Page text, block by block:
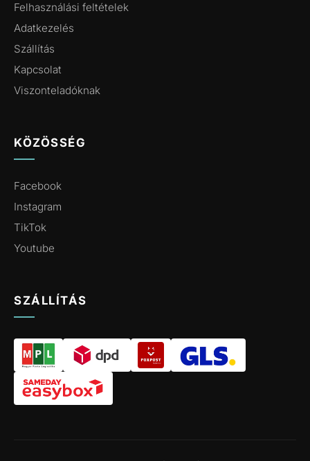
Felhasználási feltételek
Adatkezelés
Szállítás
Kapcsolat
Viszonteladóknak
KÖZÖSSÉG
Facebook
Instagram
TikTok
Youtube
SZÁLLÍTÁS